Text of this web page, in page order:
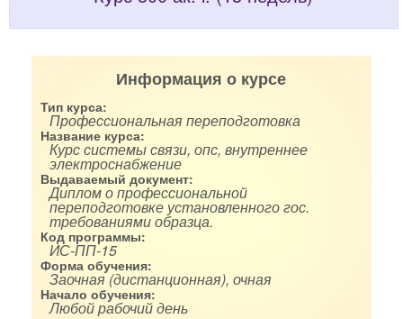
Информация о курсе
Тип курса:
Профессиональная переподготовка
Название курса:
Курс системы связи, опс, внутреннее
электроснабжение
Выдаваемый документ:
Диплом о профессиональной
переподготовке установленного гос.
требованиями образца.
Код программы:
ИС-ПП-15
Форма обучения:
Заочная (дистанционная), очная
Начало обучения:
Любой рабочий день